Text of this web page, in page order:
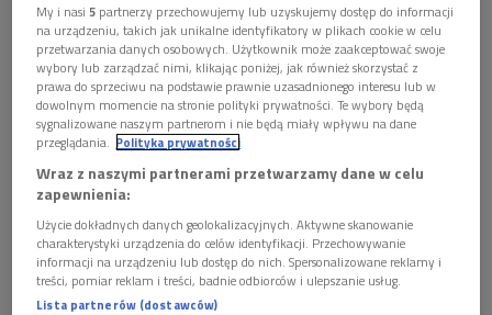
8 - 12 grudnia 2008, godz. 11:45
Gościem w Zapiskach ze współczesności jest tym raz Józef
Hen - pisarz, publisycta, autor utworów dramatycznych i
scenariuszy filmowych. 8 listopada tego roku skończył 85 lat.
Jako nastolatek brał udział w II wojnie światowej, najpierw
walcząc o życie w okupowanej Warszawie i podczas ucieczki
na wschód, później jako żołnierz Wojska Polskiego.
Dramatyczne przeżycia stały się tworzywem wielu jego
książek.
My i nasi5 partnerzy przechowujemy lub uzyskujemy dostęp do informacji
na urządzeniu, takich jak unikalne identyfikatory w plikach cookie w celu
przetwarzania danych osobowych. Użytkownik może zaakceptować swoje
wybory lub zarządzać nimi, klikając poniżej, jak również skorzystać z
prawa do sprzeciwu na podstawie prawnie uzasadnionego interesu lub w
dowolnym momencie na stronie polityki prywatności. Te wybory będą
sygnalizowane naszym partnerom i nie będą miały wpływu na dane
przeglądania. Polityka prywatności
Wraz z naszymi partnerami przetwarzamy dane w celu
zapewnienia:
Użycie dokładnych danych geolokalizacyjnych. Aktywne skanowanie
charakterystyki urządzenia do celów identyfikacji. Przechowywanie
informacji na urządzeniu lub dostęp do nich. Spersonalizowane reklamy i
treści, pomiar reklam i treści, badnie odbiorców i ulepszanie usług.
Lista partnerów (dostawców)